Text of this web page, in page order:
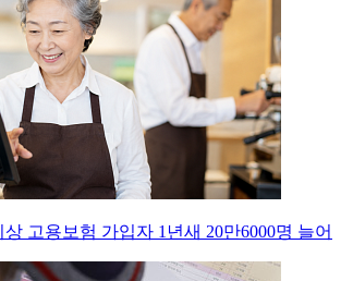
상 고용보험 가입자 1년새 20만6000명 늘어